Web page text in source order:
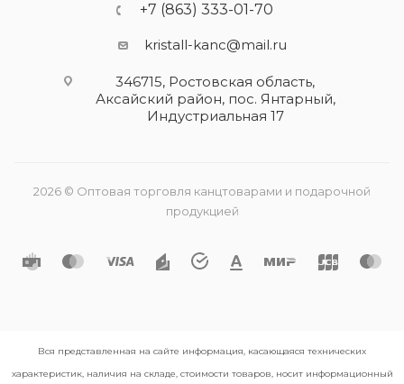
+7 (863) 333-01-70
kristall-kanc@mail.ru
346715, Ростовская область​,
Аксайский район, пос. Янтарный,
Индустриальная 17
2026 © Оптовая торговля канцтоварами и подарочной
продукцией
Вся представленная на сайте информация, касающаяся технических
характеристик, наличия на складе, стоимости товаров, носит информационный